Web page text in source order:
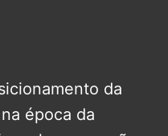
da
época da